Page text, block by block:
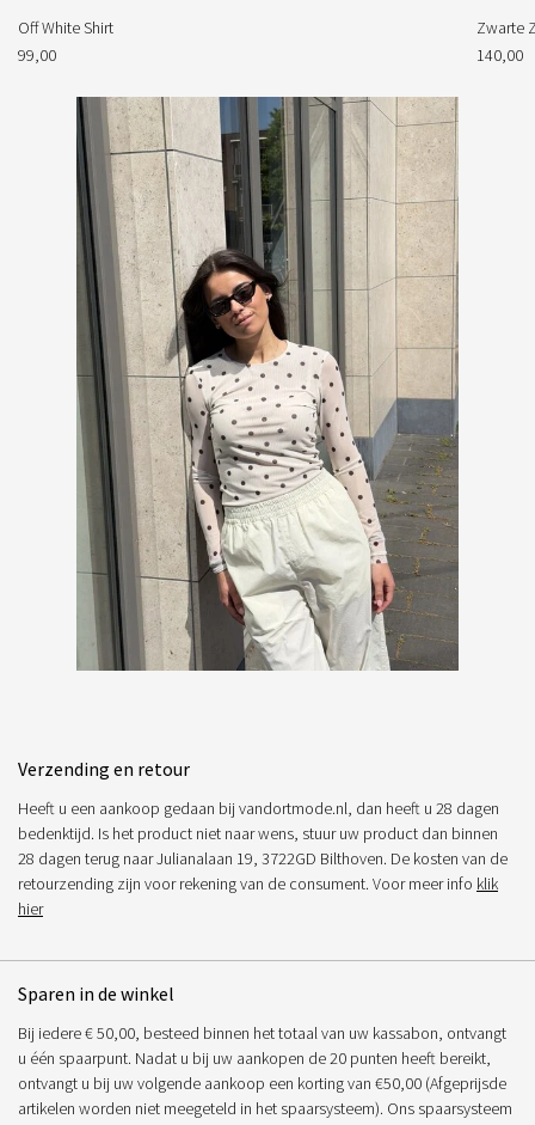
Off White Shirt
99,00
Zwarte
140,00
Verzending en retour
Heeft u een aankoop gedaan bij vandortmode.nl, dan heeft u 28 dagen
bedenktijd. Is het product niet naar wens, stuur uw product dan binnen
28 dagen terug naar Julianalaan 19, 3722GD Bilthoven. De kosten van de
retourzending zijn voor rekening van de consument. Voor meer info klik
hier
Sparen in de winkel
Bij iedere € 50,00, besteed binnen het totaal van uw kassabon, ontvangt
u één spaarpunt. Nadat u bij uw aankopen de 20 punten heeft bereikt,
ontvangt u bij uw volgende aankoop een korting van €50,00 (Afgeprijsde
artikelen worden niet meegeteld in het spaarsysteem). Ons spaarsysteem